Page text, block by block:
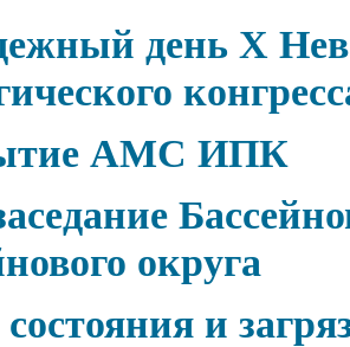
день Х
АМС ИПК
округа
и